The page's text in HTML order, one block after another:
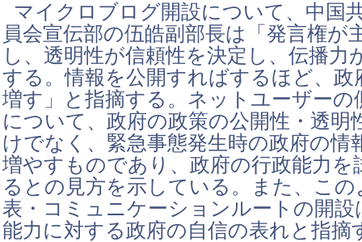
マイクロブログ開設について、中国
員会宣伝部の伍皓副部長は「発言権が
し、透明性が信頼性を決定し、伝播力
する。情報を公開すればするほど、政
増す」と指摘する。ネットユーザーの
について、政府の政策の公開性・透明
けでなく、緊急事態発生時の政府の情
増やすものであり、政府の行政能力を
るとの見方を示している。また、こ
表・コミュニケーションルートの開設
能力に対する政府の自信の表れと指摘